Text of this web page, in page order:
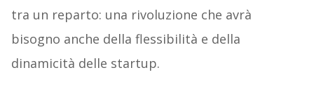
tra un reparto: una rivoluzione che avrà
bisogno anche della flessibilità e della
dinamicità delle startup.